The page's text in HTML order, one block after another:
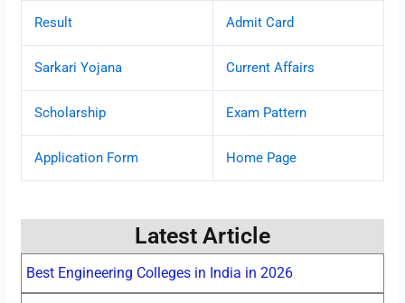
Result Admit Card
Sarkari Yojana Current Affairs
Scholarship Exam Pattern
Application Form Home Page
Latest Article
Best Engineering Colleges in India in 2026